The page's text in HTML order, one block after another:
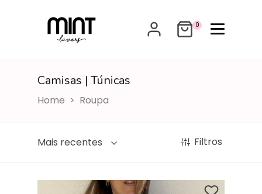
0
Camisas | Túnicas
Camisas | Túnicas
Home Roupa
Mais recentes Filtros